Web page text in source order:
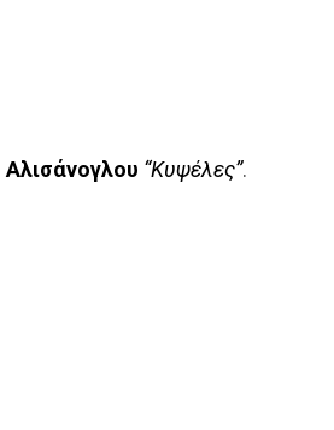
Αλισάνογλου “Κυψέλες”.